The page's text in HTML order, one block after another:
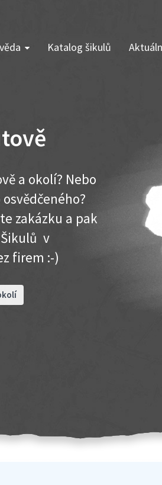
Katalog šikulů
a okolí? Nebo
zakázku a pak
v
firem :-)